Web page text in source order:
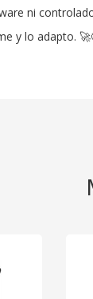
ni
y lo adapto.